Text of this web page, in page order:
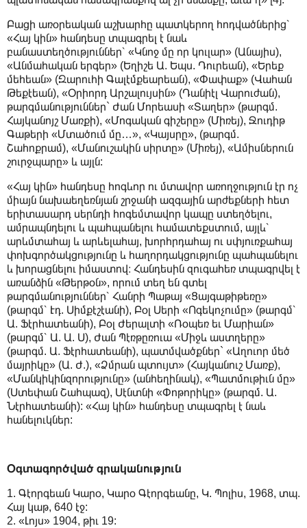
Բացի առօրեական աշխարհը պատկերող հոդվածներից՝
«Հայ կին» հանդեսը տպագրել է նաև
բանաստեղծություններ՝ «Կնոջ մը որ կուլար» (Անայիս),
«Անմահական երգեր» (Եղիշե Ա. Եպս. Դուրեան), «Երեք
մեհեան» (Զարուհի Գալէմքեարեան), «Փափաք» (Վահան
Թեքէեան), «Օրիորդ Արշալույսին» (Դանիէլ Վարուժան),
թարգմանություններ` Ժան Մորեասի «Տաղեր» (թարգմ.
Հայկանոյշ Մառքի), «Մոգական գիշերը» (Միռեյ), Ջուդիթ
Գաթերի «Մտածում մը…», «Կայսրը», (թարգմ.
Շահոքրամ), «Մանուշակին սիրտը» (Միռեյ), «Ամիսներուն
շուրջպարը» և այլն:
«Հայ կին» հանդեսը հոգևոր ու մտավոր առողջություն էր ոչ
միայն նախաեղեռնյան շրջանի ազգային արժեքների հետ
երիտասարդ սերնդի հոգեմտավոր կապը ստեղծելու,
ամրապնդելու և պահպանելու համատեքստում, այլև՝
արևմտահայ և արևելահայ, խորհրդահայ ու սփյուռքահայ
փոխգործակցությունը և հաղորդակցությունը պահպանելու
և խորացնելու իմաստով։ Հանդեսին զուգահեռ տպագրվել է
առանձին «Թերթօն», որում տեղ են գտել
թարգմանություններ՝ Հանրի Պաթայ «Ցայգաթիթեռը»
(թարգմ՝ Էդ. Սիմքէշէանի), Բօլ Սերի «Ոգեկոչումը» (թարգմ՝
Ա. Ֆէրհատեանի), Բօլ Ժերալտի «Ռօպեռ եւ Մարիան»
(թարգմ՝ Ա. Ա. Ս), Ժան Պէռթըռուա «Միջև աստղերը»
(թարգմ. Ա. Ֆէրհատեանի), պատմվածքներ` «Աղուոր մեծ
մայրիկը» (Ա. Ժ.), «Ձմրան պտույտ» (Հայկանուշ Մառք),
«Մանկիկինզորությունը» (անհեղինակ), «Պատմութիւն մը»
(Ստեփան Շահպազ), Սէնտնի «Փոթորիկը» (թարգմ. Ա.
Նէրհատեանի): «Հայ կին» հանդեսը տպագրել է նաև
հանելուկներ:
Օգտագործված գրականություն
1. Գէորգեան Կարօ, Կարօ Գէորգեանը, Կ. Պոլիս, 1968, տպ.
Հայ կաթ, 640 էջ:
2. «Լոյս» 1904, թիւ 19: